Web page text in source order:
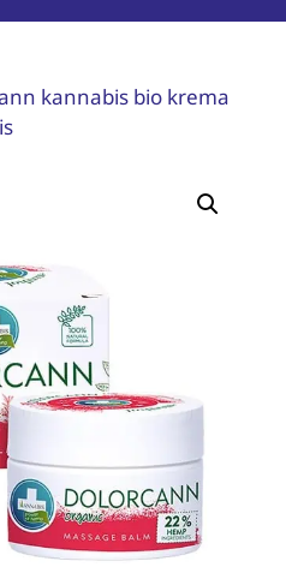
kannabis bio krema